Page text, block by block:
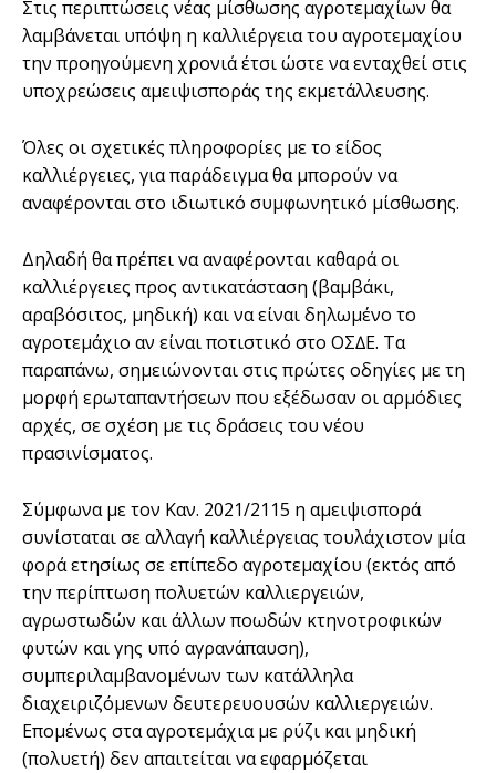
Στις περιπτώσεις νέας μίσθωσης αγροτεμαχίων θα
λαμβάνεται υπόψη η καλλιέργεια του αγροτεμαχίου
την προηγούμενη χρονιά έτσι ώστε να ενταχθεί στις
υποχρεώσεις αμειψισποράς της εκμετάλλευσης.
Όλες οι σχετικές πληροφορίες με το είδος
καλλιέργειες, για παράδειγμα θα μπορούν να
αναφέρονται στο ιδιωτικό συμφωνητικό μίσθωσης.
Δηλαδή θα πρέπει να αναφέρονται καθαρά οι
καλλιέργειες προς αντικατάσταση (βαµβάκι,
αραβόσιτος, µηδική) και να είναι δηλωµένο το
αγροτεµάχιο αν είναι ποτιστικό στο ΟΣ∆Ε. Τα
παραπάνω, σηµειώνονται στις πρώτες οδηγίες µε τη
µορφή ερωταπαντήσεων που εξέδωσαν οι αρµόδιες
αρχές, σε σχέση µε τις δράσεις του νέου
πρασινίσµατος.
Σύμφωνα με τον Καν. 2021/2115 η αμειψισπορά
συνίσταται σε αλλαγή καλλιέργειας τουλάχιστον μία
φορά ετησίως σε επίπεδο αγροτεμαχίου (εκτός από
την περίπτωση πολυετών καλλιεργειών,
αγρωστωδών και άλλων ποωδών κτηνοτροφικών
φυτών και γης υπό αγρανάπαυση),
συμπεριλαμβανομένων των κατάλληλα
διαχειριζόμενων δευτερευουσών καλλιεργειών.
Επομένως στα αγροτεμάχια με ρύζι και μηδική
(πολυετή) δεν απαιτείται να εφαρμόζεται